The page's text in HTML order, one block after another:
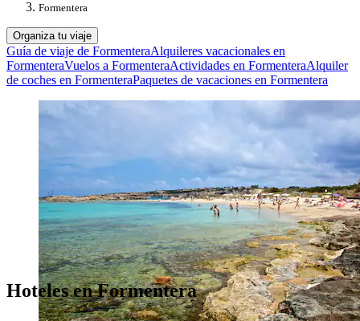
Formentera
Organiza tu viaje
Guía de viaje de FormenteraAlquileres vacacionales en
FormenteraVuelos a FormenteraActividades en FormenteraAlquiler
de coches en FormenteraPaquetes de vacaciones en Formentera
Hoteles en Formentera